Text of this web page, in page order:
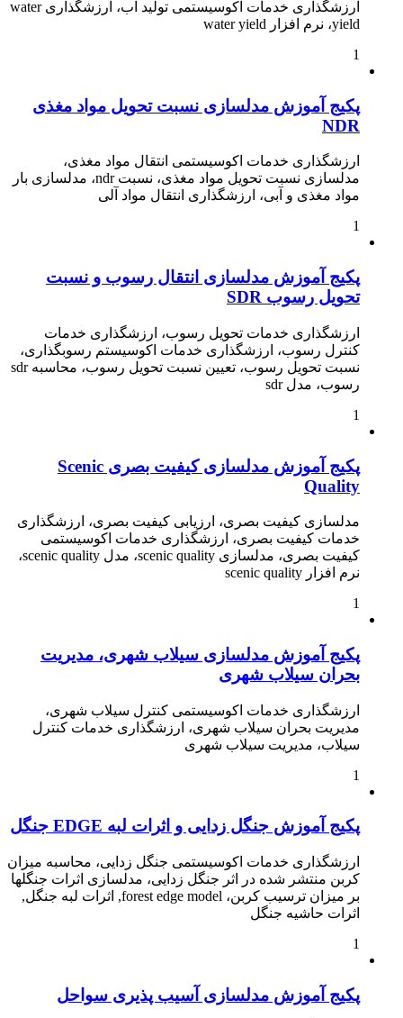
ارزشگذاری خدمات اکوسیستمی تولید آب، ارزشگذاری water
yield، نرم افزار water yield
1
پکیج آموزش مدلسازی نسبت تحویل مواد مغذی
NDR
ارزشگذاری خدمات اکوسیستمی انتقال مواد مغذی،
مدلسازی نسبت تحویل مواد مغذی، نسبت ndr، مدلسازی بار
مواد مغذی و آبی، ارزشگذاری انتقال مواد آلی
1
پکیج آموزش مدلسازی انتقال رسوب و نسبت
تحویل رسوب SDR
ارزشگذاری خدمات تحویل رسوب، ارزشگذاری خدمات
کنترل رسوب، ارزشگذاری خدمات اکوسیستم رسوبگذاری،
نسبت تحویل رسوب، تعیین نسبت تحویل رسوب، محاسبه sdr
رسوب، مدل sdr
1
پکیج آموزش مدلسازی کیفیت بصری Scenic
Quality
مدلسازی کیفیت بصری، ارزیابی کیفیت بصری، ارزشگذاری
خدمات کیفیت بصری، ارزشگذاری خدمات اکوسیستمی
کیفیت بصری، مدلسازی scenic quality، مدل scenic quality،
نرم افزار scenic quality
1
پکیج آموزش مدلسازی سیلاب شهری، مدیریت
بحران سیلاب شهری
ارزشگذاری خدمات اکوسیستمی کنترل سیلاب شهری،
مدیریت بحران سیلاب شهری، ارزشگذاری خدمات کنترل
سیلاب، مدیریت سیلاب شهری
1
پکیج آموزش جنگل زدایی و اثرات لبه EDGE جنگل
ارزشگذاری خدمات اکوسیستمی جنگل زدایی، محاسبه میزان
کربن منتشر شده در اثر جنگل زدایی، مدلسازی اثرات جنگلها
بر میزان ترسیب کربن، forest edge model, اثرات لبه جنگل,
اثرات حاشیه جنگل
1
پکیج آموزش مدلسازی آسیب پذیری سواحل